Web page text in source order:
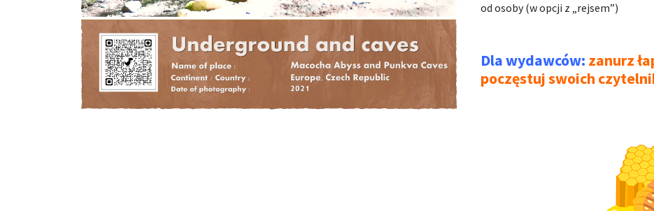
od osoby (w opcji z „rejsem”)
Dla wydawców: zanurz
poczęstuj swoich